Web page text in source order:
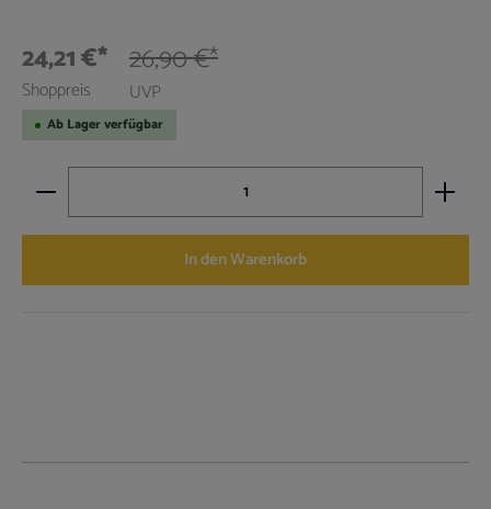
24,21 €*
Shoppreis
26,90 €*
UVP
Ab Lager verfügbar
Produkt Anzahl: Gib den gewünschten Wert ein oder
In den Warenkorb